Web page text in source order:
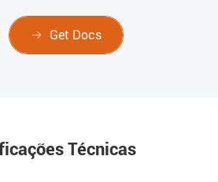
 Get Docs
Técnicas